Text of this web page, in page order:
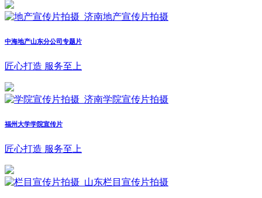
中海地产山东分公司专题片
匠心打造 服务至上
福州大学学院宣传片
匠心打造 服务至上